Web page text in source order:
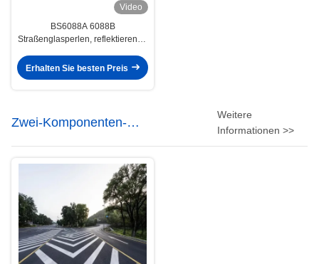
Video
BS6088A 6088B
Straßenglasperlen, reflektierende
Erhalten Sie besten Preis
Zwei-Komponenten-
Straßenmarkierungsfarbe
Weitere
Informationen >>